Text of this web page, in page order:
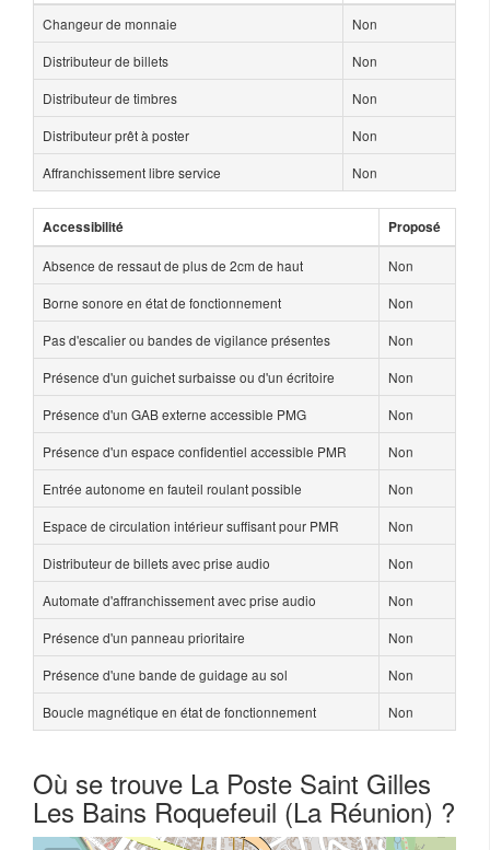
Changeur de monnaie
Non
Distributeur de billets
Non
Distributeur de timbres
Non
Distributeur prêt à poster
Non
Affranchissement libre service
Non
Accessibilité Proposé
Absence de ressaut de plus de 2cm de haut
Non
Borne sonore en état de fonctionnement
Non
Pas d'escalier ou bandes de vigilance présentes
Non
Présence d'un guichet surbaisse ou d'un écritoire
Non
Présence d'un GAB externe accessible PMG
Non
Présence d'un espace confidentiel accessible PMR
Non
Entrée autonome en fauteil roulant possible
Non
Espace de circulation intérieur suffisant pour PMR
Non
Distributeur de billets avec prise audio
Non
Automate d'affranchissement avec prise audio
Non
Présence d'un panneau prioritaire
Non
Présence d'une bande de guidage au sol
Non
Boucle magnétique en état de fonctionnement
Non
Où se trouve La Poste Saint Gilles
Les Bains Roquefeuil (La Réunion) ?